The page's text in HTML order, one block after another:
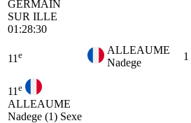
GERMAIN
SUR ILLE
01:28:30
11 e
ALLEAUME
Nadege
1
11 e
ALLEAUME
Nadege (1) Sexe